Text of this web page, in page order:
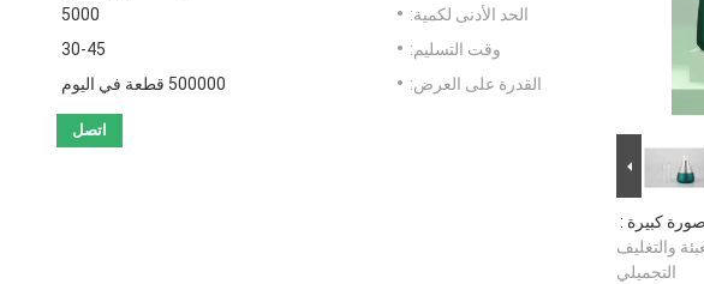
صورة كبيرة :
والتغليف
التجميلي
الحد الأدنى لكمية:
5000
وقت التسليم:
30-45
القدرة على العرض:
500000 قطعة في اليوم
اتصل